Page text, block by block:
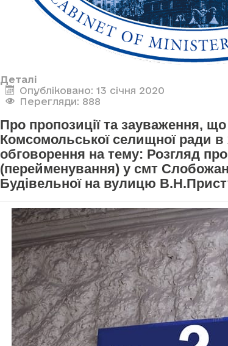
Деталі
Опубліковано: 13 січня 2020
Перегляди: 888
Про пропозиції та зауваження,
Комсомольської селищної ради в
обговорення на тему: Розгляд
(перейменування) у смт
Будівельної на вулицю